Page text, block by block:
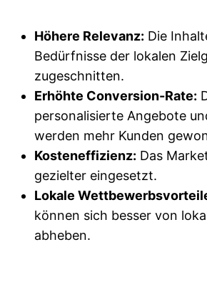
Höhere Relevanz: Die
Bedürfnisse der lokalen
zugeschnitten.
Erhöhte Conversion-Rate:
personalisierte Angebote
werden mehr Kunden
Kosteneffizienz: Das
gezielter eingesetzt.
Lokale
können sich besser von
abheben.